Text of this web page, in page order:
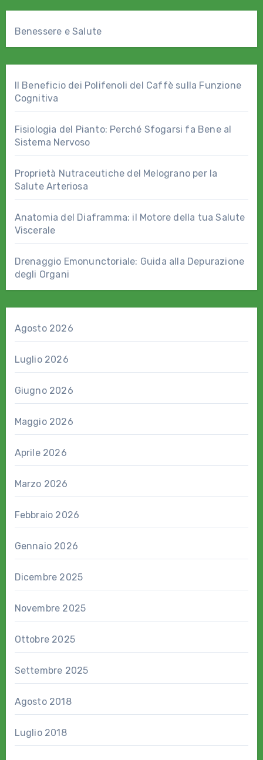
Benessere e Salute
Il Beneficio dei Polifenoli del Caffè sulla Funzione
Cognitiva
Fisiologia del Pianto: Perché Sfogarsi fa Bene al
Sistema Nervoso
Proprietà Nutraceutiche del Melograno per la
Salute Arteriosa
Anatomia del Diaframma: il Motore della tua Salute
Viscerale
Drenaggio Emonunctoriale: Guida alla Depurazione
degli Organi
Agosto 2026
Luglio 2026
Giugno 2026
Maggio 2026
Aprile 2026
Marzo 2026
Febbraio 2026
Gennaio 2026
Dicembre 2025
Novembre 2025
Ottobre 2025
Settembre 2025
Agosto 2018
Luglio 2018